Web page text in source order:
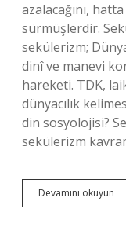
azalacağını,
sürmüşlerdir.
sekülerizm;
dinî ve manevi
hareketi. TDK,
dünyacılık
din sosyolojisi?
sekülerizm
Devamını okuyun